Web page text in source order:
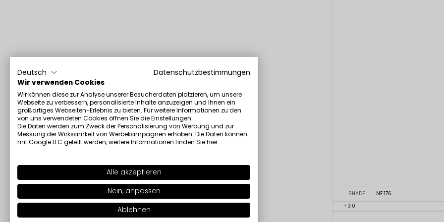
SHADE
NF 176
+30
Deutsch
Datenschutzbestimmungen
Wir verwenden Cookies
Wir können diese zur Analyse unserer Besucherdaten platzieren, um unsere
Webseite zu verbessern, personalisierte Inhalte anzuzeigen und Ihnen ein
großartiges Webseiten-Erlebnis zu bieten. Für weitere Informationen zu den
von uns verwendeten Cookies öffnen Sie die Einstellungen.
Die Daten werden zum Zweck der Personalisierung von Werbung und zur
Messung der Wirksamkeit von Werbekampagnen erhoben. Die Daten können
mit Google LLC geteilt werden, weitere Informationen finden Siehier.
Alle akzeptieren
Nein, anpassen
Ablehnen